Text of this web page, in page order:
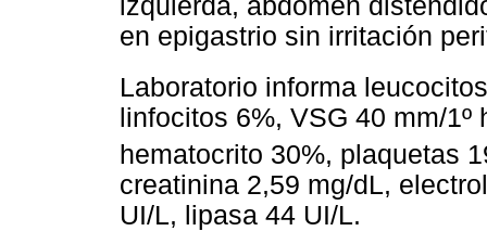
en epigastrio sin irritación
Laboratorio informa
linfocitos 6%, VSG 40 mm/
hematocrito 30%, plaquetas
creatinina 2,59 mg/dL,
UI/L, lipasa 44 UI/L.